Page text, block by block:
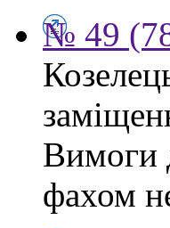
№ 49
Вимоги
фахом